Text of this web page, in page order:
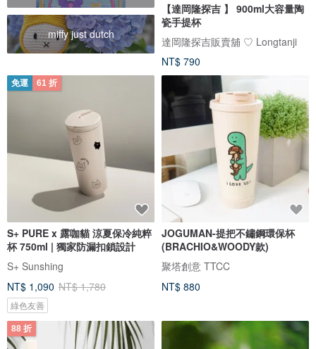
miffy just dutch
【達岡隆探吉 】 900ml大容量陶
瓷手提杯
達岡隆探吉販賣舖 ♡ Longtanji
NT$ 790
免運 61 折
S+ PURE x 露咖貓 涼夏保冷純粹
杯 750ml | 獨家防漏扣鎖設計
S+ Sunshing
NT$ 1,090 NT$ 1,780
綠色友善
JOGUMAN-提把不鏽鋼環保杯
(BRACHIO&WOODY款)
聚塔創意 TTCC
NT$ 880
88 折